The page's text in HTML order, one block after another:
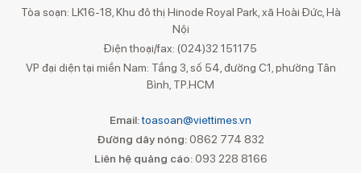
Tòa soạn: LK16-18, Khu đô thị Hinode Royal Park, xã Hoài Đức, Hà
Nội
Điện thoại/fax: (024)32 151175
VP đại diện tại miền Nam: Tầng 3, số 54, đường C1, phường Tân
Bình, TP.HCM
Email:toasoan@viettimes.vn
Đường dây nóng: 0862 774 832
Liên hệ quảng cáo:093 228 8166